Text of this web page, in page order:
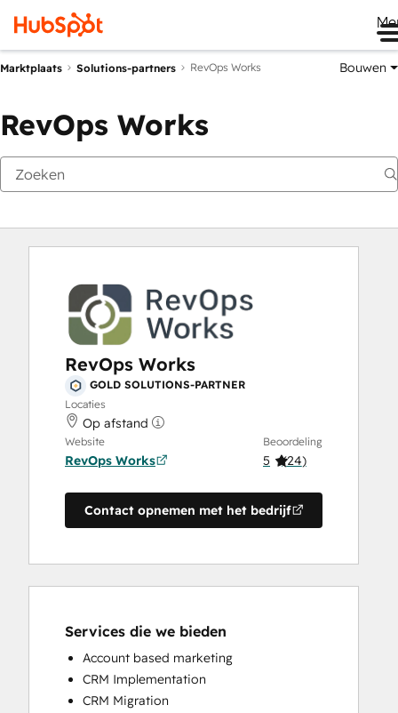
Marktplaats Solutions-partners RevOps Works Bouwen
RevOps Works
RevOps Works
GOLD SOLUTIONS-PARTNER
Locaties
Op afstand
Website
RevOps Works
Beoordeling
5 (24)
Contact opnemen met het bedrijf
Services die we bieden
Account based marketing
CRM Implementation
CRM Migration